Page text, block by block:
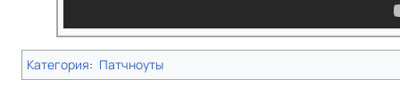
Категория: Патчноуты